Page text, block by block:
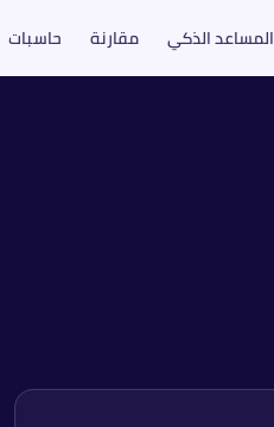
المساعد الذكي مقارنة حاسبات